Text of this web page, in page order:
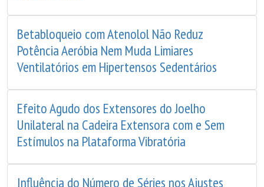
Betabloqueio com Atenolol Não Reduz
Potência Aeróbia Nem Muda Limiares
Ventilatórios em Hipertensos Sedentários
Efeito Agudo dos Extensores do Joelho
Unilateral na Cadeira Extensora com e Sem
Estímulos na Plataforma Vibratória
Influência do Número de Séries nos Ajustes